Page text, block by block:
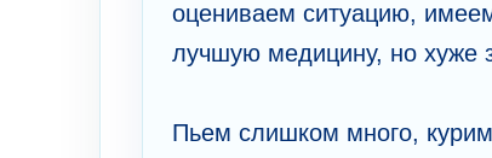
оцениваем ситуацию,
лучшую медицину, но хуже
Пьем слишком много,